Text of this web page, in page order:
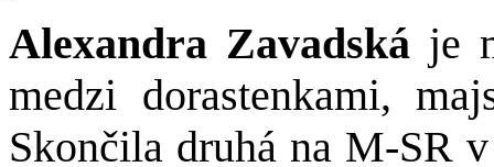
Alexandra Zavadská je
medzi dorastenkami,
Skončila druhá na M-SR